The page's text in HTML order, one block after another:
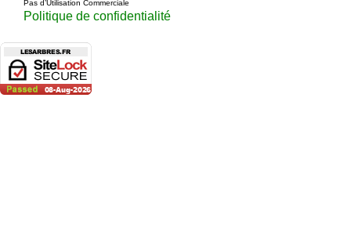
Pas d’Utilisation Commerciale
Politique de confidentialité